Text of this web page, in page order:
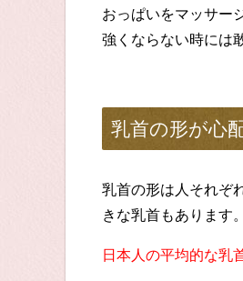
おっぱいをマッサー
強くならない時には
乳首の形が心
乳首の形は人それぞ
きな乳首もあります。
日本人の平均的な乳